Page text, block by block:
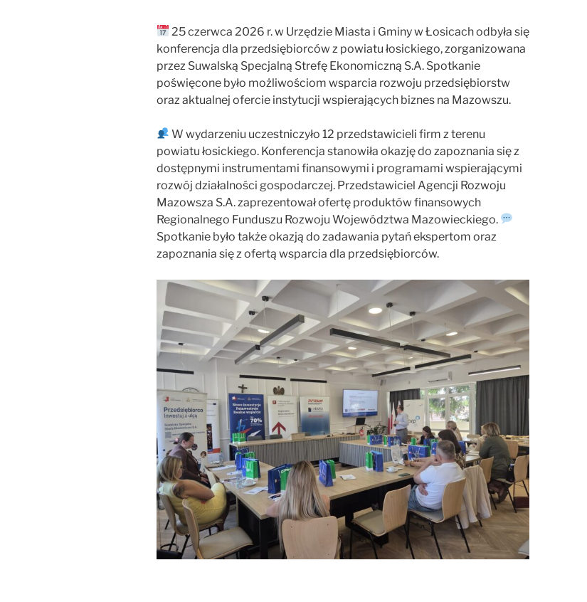
25 czerwca 2026 r. w Urzędzie Miasta i Gminy w Łosicach odbyła się
konferencja dla przedsiębiorców z powiatu łosickiego, zorganizowana
przez Suwalską Specjalną Strefę Ekonomiczną S.A. Spotkanie
poświęcone było możliwościom wsparcia rozwoju przedsiębiorstw
oraz aktualnej ofercie instytucji wspierających biznes na Mazowszu.
W wydarzeniu uczestniczyło 12 przedstawicieli firm z terenu
powiatu łosickiego. Konferencja stanowiła okazję do zapoznania się z
dostępnymi instrumentami finansowymi i programami wspierającymi
rozwój działalności gospodarczej. Przedstawiciel Agencji Rozwoju
Mazowsza S.A. zaprezentował ofertę produktów finansowych
Regionalnego Funduszu Rozwoju Województwa Mazowieckiego.
Spotkanie było także okazją do zadawania pytań ekspertom oraz
zapoznania się z ofertą wsparcia dla przedsiębiorców.